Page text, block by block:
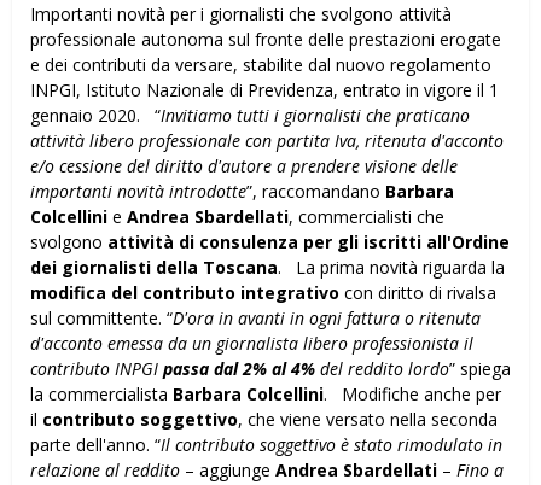
Importanti novità per i giornalisti che svolgono attività
professionale autonoma sul fronte delle prestazioni erogate
e dei contributi da versare, stabilite dal nuovo regolamento
INPGI, Istituto Nazionale di Previdenza, entrato in vigore il 1
gennaio 2020. “Invitiamo tutti i giornalisti che praticano
attività libero professionale con partita Iva, ritenuta d'acconto
e/o cessione del diritto d'autore a prendere visione delle
importanti novità introdotte”, raccomandano Barbara
Colcellini e Andrea Sbardellati, commercialisti che
svolgono attività di consulenza per gli iscritti all'Ordine
dei giornalisti della Toscana. La prima novità riguarda la
modifica del contributo integrativo con diritto di rivalsa
sul committente. “D'ora in avanti in ogni fattura o ritenuta
d'acconto emessa da un giornalista libero professionista il
contributo INPGI passa dal 2% al 4% del reddito lordo” spiega
la commercialista Barbara Colcellini. Modifiche anche per
il contributo soggettivo, che viene versato nella seconda
parte dell'anno. “Il contributo soggettivo è stato rimodulato in
relazione al reddito – aggiunge Andrea Sbardellati – Fino a